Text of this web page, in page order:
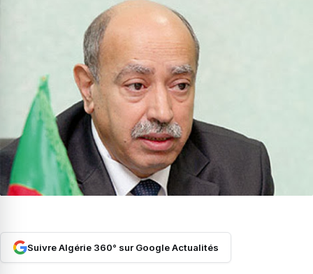
Suivre Algérie 360° sur Google Actualités